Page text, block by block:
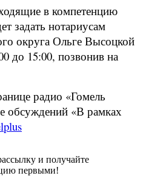
в компетенцию
задать нотариусам
округа Ольге Высоцкой
до 15:00, позвонив на
радио «Гомель
обсуждений «В рамках
и получайте
первыми!